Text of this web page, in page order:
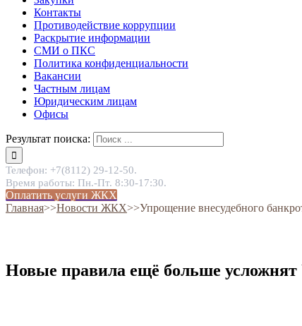
Контакты
Противодействие коррупции
Раскрытие информации
СМИ о ПКС
Политика конфиденциальности
Вакансии
Частным лицам
Юридическим лицам
Офисы
Результат поиска:
Телефон: +7(8112) 29-12-50.
Время работы: Пн.-Пт. 8:30-17:30.
Оплатить услуги ЖКХ
Главная˃˃Новости ЖКХ˃˃Упрощение внесудебного
Новые правила ещё больше